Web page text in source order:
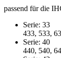
passend für die
Serie:
433, 533,
Serie:
440, 540,